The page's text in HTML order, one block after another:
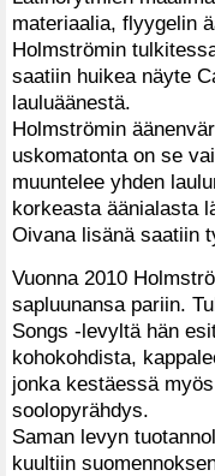
materiaalia, flyygelin
Holmströmin
saatiin huikea näyte
lauluäänestä.
Holmströmin
uskomatonta on se
muuntelee yhden
korkeasta äänialasta
Oivana lisänä saatiin
Vuonna 2010
sapluunansa pariin.
Songs -levyltä hän
kohokohdista,
jonka kestäessä
soolopyrähdys.
Saman levyn
kuultiin